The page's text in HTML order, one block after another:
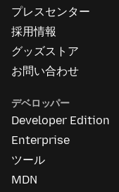
プレスセンター
採用情報
グッズストア
お問い合わせ
デベロッパー
Developer Edition
Enterprise
ツール
MDN